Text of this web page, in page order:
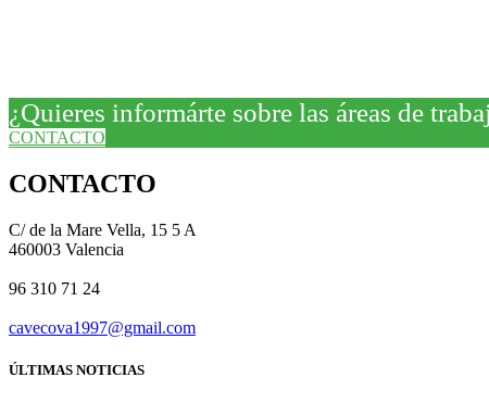
¿Quieres informárte sobre las áreas de
CONTACTO
CONTACTO
C/ de la Mare Vella, 15 5 A
460003 Valencia
96 310 71 24
cavecova1997@gmail.com
ÚLTIMAS NOTICIAS